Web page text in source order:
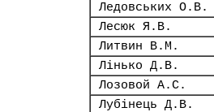
Ледовських О.В.
Лесюк Я.В.
Литвин В.М.
Лінько Д.В.
Лозовой А.С.
Лубінець Д.В.